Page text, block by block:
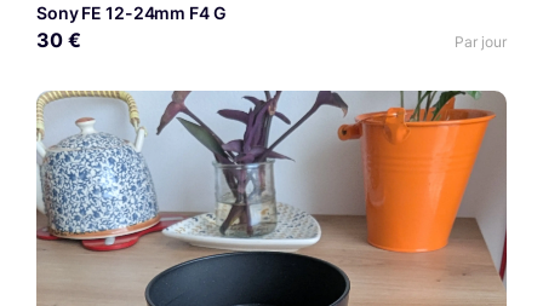
Sony FE 12-24mm F4 G
30 € Par jour